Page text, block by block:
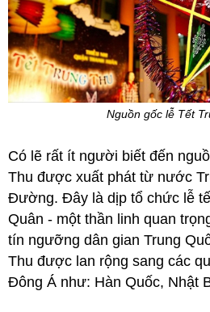
Nguồn gốc lễ Tết
Có lẽ rất ít người biết đến
Thu được xuất phát từ nước
Đường. Đây là dịp tổ chức lễ
Quân - một thần linh quan
tín ngưỡng dân gian Trung
Thu được lan rộng sang các
Đông Á như: Hàn Quốc, Nhật